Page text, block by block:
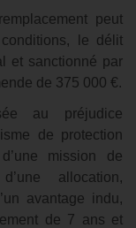
peut
le délit
et sanctionné par
de 375 000 €.
au préjudice
de protection
mission de
allocation,
avantage indu,
de 7 ans et